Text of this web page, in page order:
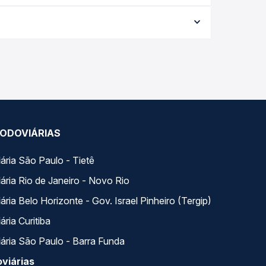
oferta para o seu roteiro.
São Paulo - Tietê
Rio de Janeiro - Novo Rio
Belo Horizonte - Gov. Israel Pinheiro (Tergip)
Curitiba
São Paulo - Barra Funda